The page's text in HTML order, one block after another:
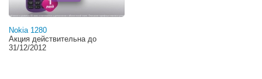
Nokia 1280
Акция действительна до
31/12/2012